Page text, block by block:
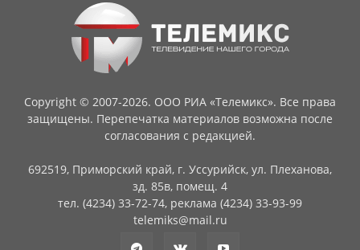
Copyright © 2007-2026. ООО РИА «Телемикс». Все права
защищены. Перепечатка материалов возможна после
согласования с редакцией.
692519, Приморский край, г. Уссурийск, ул. Плеханова,
зд. 85в, помещ. 4
тел. (4234) 33-72-74, реклама (4234) 33-93-99
telemiks@mail.ru